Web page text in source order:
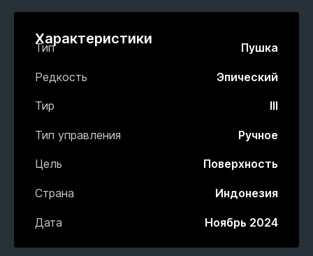
Характеристики
Тип Пушка
Редкость Эпический
Тир III
Тип управления Ручное
Цель Поверхность
Страна Индонезия
Дата Ноябрь 2024